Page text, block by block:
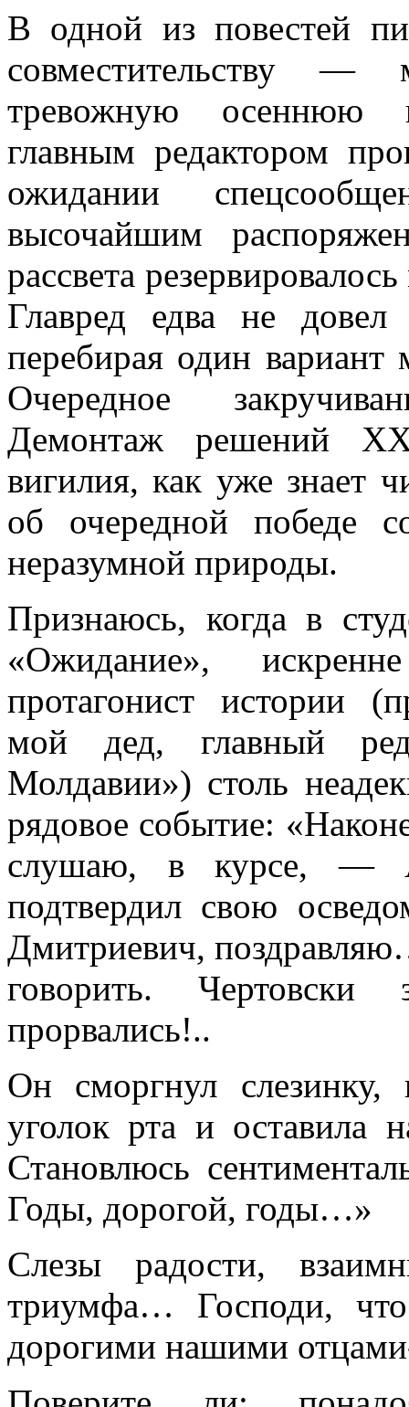
В одной из повестей
совместительству —
тревожную осеннюю
главным редактором
ожидании
высочайшим
рассвета
Главред едва не
перебирая один вариант
Очередное
Демонтаж решений
вигилия, как уже знает
об очередной победе
неразумной природы.
Признаюсь, когда в
«Ожидание»,
протагонист истории
мой дед, главный
Молдавии») столь
рядовое событие:
слушаю, в курсе, —
подтвердил свою
Дмитриевич,
говорить.
прорвались!..
Он сморгнул слезинку,
уголок рта и оставила
Становлюсь
Годы, дорогой, годы…»
Слезы радости,
триумфа… Господи,
дорогими нашими